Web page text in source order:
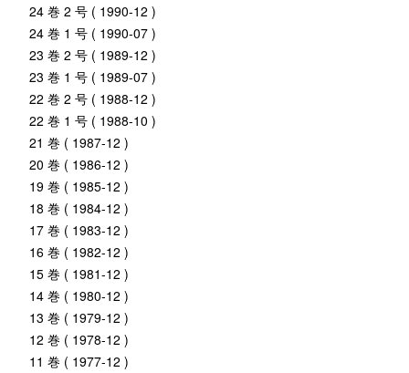
24 巻 2 号 ( 1990-12 )
24 巻 1 号 ( 1990-07 )
23 巻 2 号 ( 1989-12 )
23 巻 1 号 ( 1989-07 )
22 巻 2 号 ( 1988-12 )
22 巻 1 号 ( 1988-10 )
21 巻 ( 1987-12 )
20 巻 ( 1986-12 )
19 巻 ( 1985-12 )
18 巻 ( 1984-12 )
17 巻 ( 1983-12 )
16 巻 ( 1982-12 )
15 巻 ( 1981-12 )
14 巻 ( 1980-12 )
13 巻 ( 1979-12 )
12 巻 ( 1978-12 )
11 巻 ( 1977-12 )